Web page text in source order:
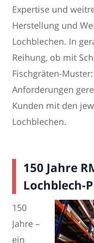
Expertise und
Herstellung und
Lochblechen. In
Reihung, ob mit
Fischgräten-
Anforderungen
Kunden mit den
Lochblechen.
150 Jahre
Lochblech-
150
Jahre –
ein